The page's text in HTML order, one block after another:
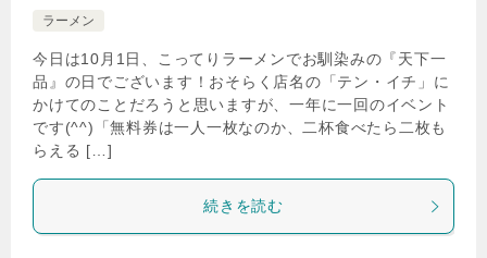
ラーメン
今日は10月1日、こってりラーメンでお馴染みの『天下一
品』の日でございます！おそらく店名の「テン・イチ」に
かけてのことだろうと思いますが、一年に一回のイベント
です(^^)「無料券は一人一枚なのか、二杯食べたら二枚も
らえる […]
続きを読む